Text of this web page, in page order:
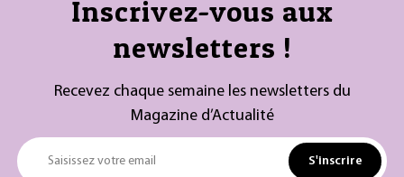
Inscrivez-vous aux
newsletters !
Recevez chaque semaine les newsletters du
Magazine d’Actualité
Saisissez votre email S'inscrire